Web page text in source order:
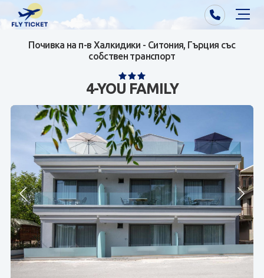
Почивки от Варна
Почивки от София/Пловдив/Бургас
Самолетни билети
Визи
Контакти
За нас
ЗАПИТВАНЕ
Почивка на п-в Халкидики - Ситония, Гърция със
собствен транспорт
4-YOU FAMILY